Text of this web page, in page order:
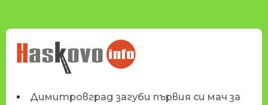
НОВИНИТЕ НА
HASKOVO.INFO
Димитровград загуби първия си мач за